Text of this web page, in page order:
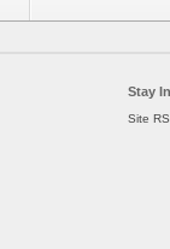
Stay
Site